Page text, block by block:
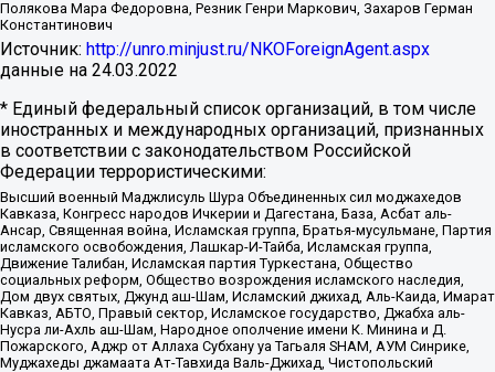
Полякова Мара Федоровна, Резник Генри Маркович, Захаров Герман
Константинович
Источник: http://unro.minjust.ru/NKOForeignAgent.aspx
данные на 24.03.2022
* Единый федеральный список организаций, в том числе
иностранных и международных организаций, признанных
в соответствии с законодательством Российской
Федерации террористическими:
Высший военный Маджлисуль Шура Объединенных сил моджахедов
Кавказа, Конгресс народов Ичкерии и Дагестана, База, Асбат аль-
Ансар, Священная война, Исламская группа, Братья-мусульмане, Партия
исламского освобождения, Лашкар-И-Тайба, Исламская группа,
Движение Талибан, Исламская партия Туркестана, Общество
социальных реформ, Общество возрождения исламского наследия,
Дом двух святых, Джунд аш-Шам, Исламский джихад, Аль-Каида, Имарат
Кавказ, АБТО, Правый сектор, Исламское государство, Джабха аль-
Нусра ли-Ахль аш-Шам, Народное ополчение имени К. Минина и Д.
Пожарского, Аджр от Аллаха Субхану уа Тагьаля SHAM, АУМ Синрике,
Муджахеды джамаата Ат-Тавхида Валь-Джихад, Чистопольский